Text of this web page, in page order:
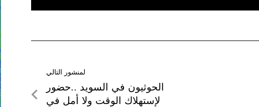
لمنشور التالي
لمنشور
التالي
الحوثيون في السويد ..حضور
لإستهلاك الوقت ولا أمل في